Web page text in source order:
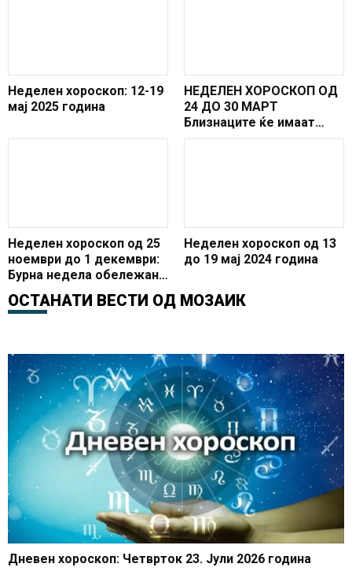
Неделен хороскоп: 12-19
мај 2025 година
НЕДЕЛЕН ХОРОСКОП ОД
24 ДО 30 МАРТ
Близнаците ќе имаат
успех во кариерата,
Неделен хороскоп од 25
ноември до 1 декември:
Бурна недела обележана
со ретрограден Меркур и
млада месечина во
Неделен хороскоп од 13
до 19 мај 2024 година
ОСТАНАТИ ВЕСТИ ОД МОЗАИК
Дневен хороскоп: Четврток 23. Јули 2026 година